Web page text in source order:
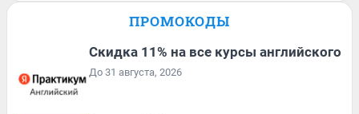
ПРОМОКОДЫ
Скидка 11% на все курсы английского
До 31 августа, 2026